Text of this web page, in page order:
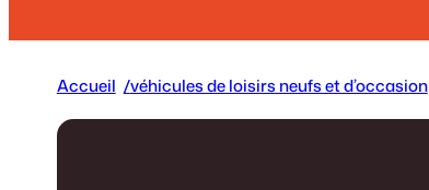
Accueil véhicules de loisirs neufs et d’occasion